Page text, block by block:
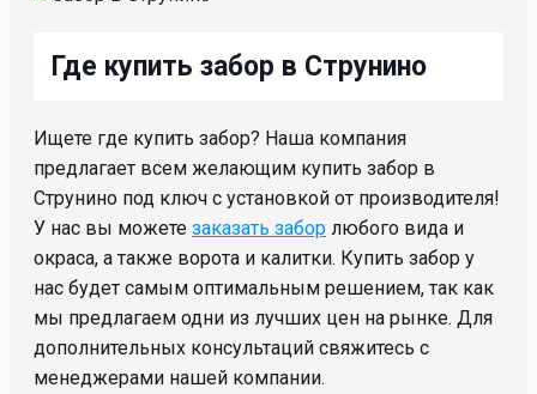
Где купить забор в Струнино
Ищете где купить забор? Наша компания
предлагает всем желающим купить забор в
Струнино под ключ с установкой от производителя!
У нас вы можете заказать забор любого вида и
окраса, а также ворота и калитки. Купить забор у
нас будет самым оптимальным решением, так как
мы предлагаем одни из лучших цен на рынке. Для
дополнительных консультаций свяжитесь с
менеджерами нашей компании.